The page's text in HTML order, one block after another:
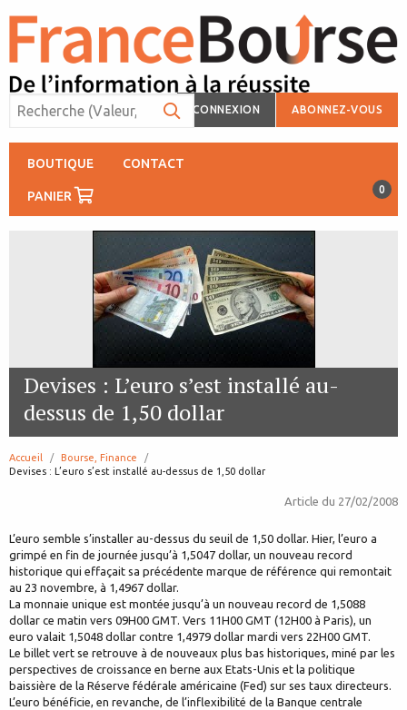
CONNEXION ABONNEZ-VOUS
BOUTIQUE CONTACT
PANIER 0
Devises : L’euro s’est installé au-
dessus de 1,50 dollar
Accueil
Bourse, Finance
page:
Devises : L’euro s’est installé au-dessus de 1,50 dollar
Article du 27/02/2008
L’euro semble s’installer au-dessus du seuil de 1,50 dollar. Hier, l’euro a
grimpé en fin de journée jusqu’à 1,5047 dollar, un nouveau record
historique qui effaçait sa précédente marque de référence qui remontait
au 23 novembre, à 1,4967 dollar.
La monnaie unique est montée jusqu’à un nouveau record de 1,5088
dollar ce matin vers 09H00 GMT. Vers 11H00 GMT (12H00 à Paris), un
euro valait 1,5048 dollar contre 1,4979 dollar mardi vers 22H00 GMT.
Le billet vert se retrouve à de nouveaux plus bas historiques, miné par les
perspectives de croissance en berne aux Etats-Unis et la politique
baissière de la Réserve fédérale américaine (Fed) sur ses taux directeurs.
L’euro bénéficie, en revanche, de l’inflexibilité de la Banque centrale